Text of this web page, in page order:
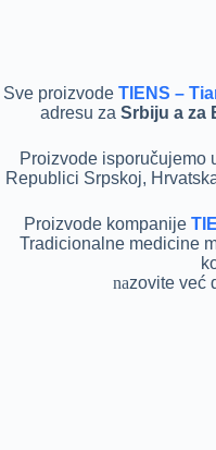
Sve proizvode TIENS –
adresu za Srbiju a za
Proizvode isporučujemo
Republici Srpskoj,
Proizvode kompanije
Tradicionalne medicine
nazovite već